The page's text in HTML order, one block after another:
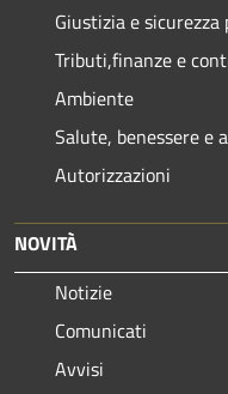
Giustizia e sicurezza
Tributi,finanze e
Ambiente
Salute, benessere e
Autorizzazioni
NOVITÀ
Notizie
Comunicati
Avvisi